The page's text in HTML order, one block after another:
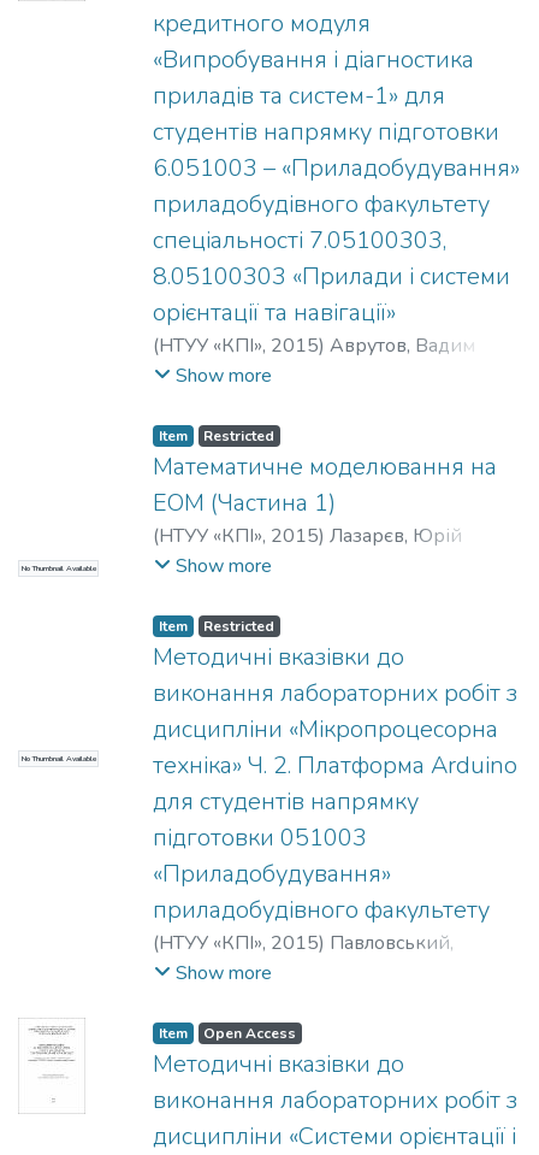
кредитного модуля
«Випробування і діагностика
приладів та систем-1» для
студентів напрямку підготовки
6.051003 – «Приладобудування»
приладобудівного факультету
спеціальності 7.05100303,
8.05100303 «Прилади і системи
орієнтації та навігації»
(НТУУ «КПІ», 2015) Аврутов, Вадим
Вікторович
Show more
No Thumbnail Available
Item Restricted
Математичне моделювання на
ЕОМ (Частина 1)
(НТУУ «КПІ», 2015) Лазарєв, Юрій
Федорович;Півторак, Діана
Володимирович
Show more
No Thumbnail Available
Item Restricted
Методичні вказівки до
виконання лабораторних робіт з
дисципліни «Мікропроцесорна
техніка» Ч. 2. Платформа Arduino
для студентів напрямку
підготовки 051003
«Приладобудування»
приладобудівного факультету
(НТУУ «КПІ», 2015) Павловський,
Олексій Михайлович
Show more
Item Open Access
Методичні вказівки до
виконання лабораторних робіт з
дисципліни «Системи орієнтації і